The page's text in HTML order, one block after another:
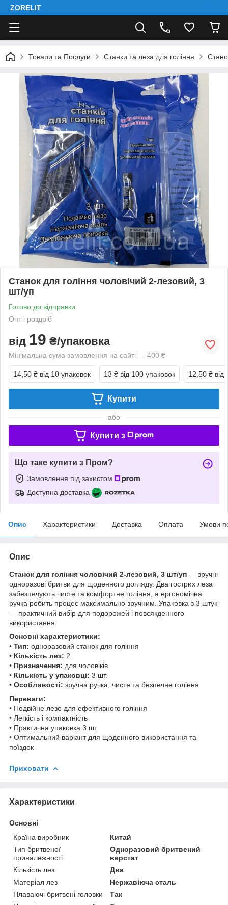
ZORELIT
Товари та Послуги Станки та леза для гоління
Станок для гоління чоловічий 2-лезовий, 3
шт/уп
Готово до відправки
Опт і роздріб
від 19 ₴/упаковка
Мінімальна сума замовлення на сайті — 400 ₴
14,50 ₴ від 10 упаковок 13 ₴ від 100 упаковок 12,50 ₴ від
Купити
або
Купити з
Що таке купити з Пром?
Замовлення під захистом
Доступна доставка
Опис Характеристики Доставка Оплата Умови
Опис
Станок для гоління чоловічий 2-лезовий, 3 шт/уп — зручні
одноразові бритви для щоденного догляду. Два гострих леза
забезпечують чисте та комфортне гоління, а ергономічна
ручка робить процес максимально зручним. Упаковка з 3 штук
— практичний вибір для подорожей і повсякденного
використання.
Основні характеристики:
• Тип: одноразовий станок для гоління
• Кількість лез: 2
• Призначення: для чоловіків
• Кількість у упаковці: 3 шт.
• Особливості: зручна ручка, чисте та безпечне гоління
Переваги:
• Подвійне лезо для ефективного гоління
• Легкість і компактність
• Практична упаковка 3 шт.
• Оптимальний варіант для щоденного використання та
поїздок
Приховати
Характеристики
Основні
Країна виробник
Китай
Тип бритвеної
приналежності
Одноразовий бритвений
верстат
Кількість лез
Два
Матеріал лез
Нержавіюча сталь
Плаваючі бритвені головки
Так